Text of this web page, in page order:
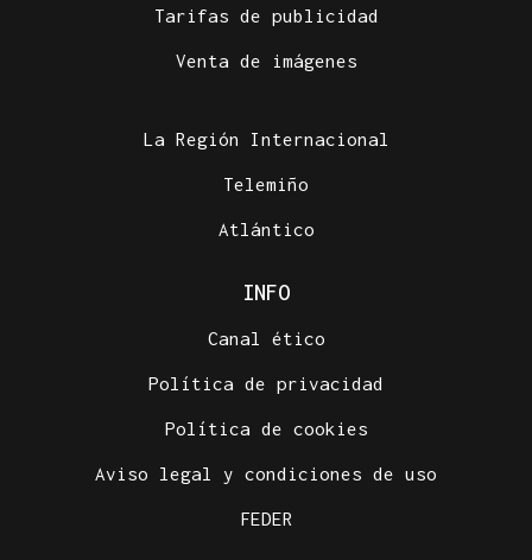
Tarifas de publicidad
Venta de imágenes
La Región Internacional
Telemiño
Atlántico
INFO
Canal ético
Política de privacidad
Política de cookies
Aviso legal y condiciones de uso
FEDER